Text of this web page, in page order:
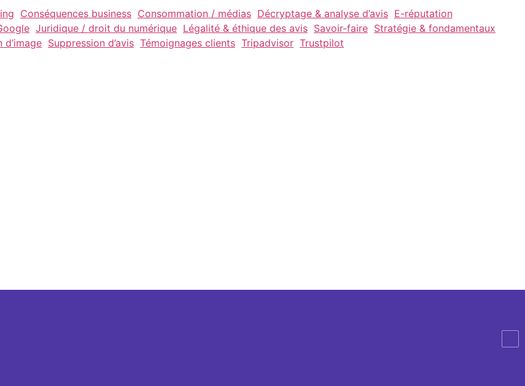
Conséquences business Consommation / médias Décryptage & analyse d’avis E-réputation
Juridique / droit du numérique Légalité & éthique des avis Savoir-faire Stratégie & fondamentaux
d’image Suppression d’avis Témoignages clients Tripadvisor Trustpilot